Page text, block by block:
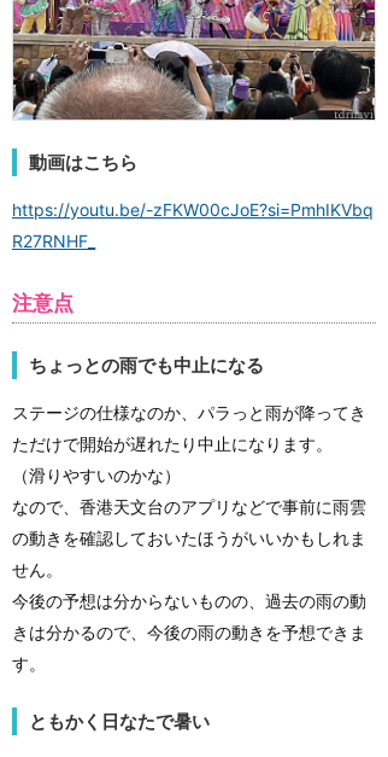
動画はこちら
https://youtu.be/-zFKW00cJoE?si=PmhIKVbq
R27RNHF_
注意点
ちょっとの雨でも中止になる
ステージの仕様なのか、パラっと雨が降ってき
ただけで開始が遅れたり中止になります。
（滑りやすいのかな）
なので、香港天文台のアプリなどで事前に雨雲
の動きを確認しておいたほうがいいかもしれま
せん。
今後の予想は分からないものの、過去の雨の動
きは分かるので、今後の雨の動きを予想できま
す。
ともかく日なたで暑い